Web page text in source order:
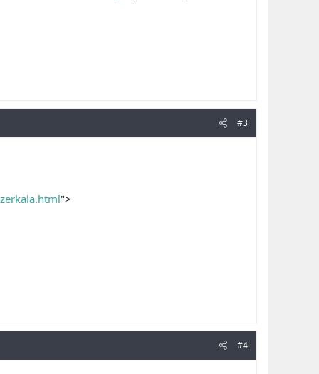
#3
">
#4